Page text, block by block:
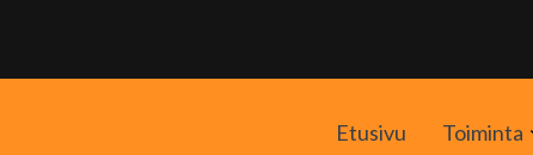
Etusivu Toiminta